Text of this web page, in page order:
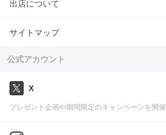
出店について
サイトマップ
公式アカウント
X
プレゼント企画や期間限定のキャンペーンを開催